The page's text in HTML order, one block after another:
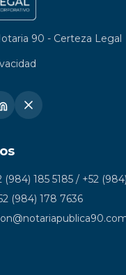
90 - Certeza Legal
(984) 185 5185 / +52
(984) 178 7636